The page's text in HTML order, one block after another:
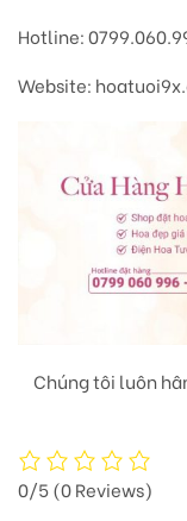
Hotline:
Website:
Chúng tôi luôn
0/5(0 Reviews)